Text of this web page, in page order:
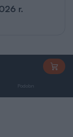
r.
Podobne